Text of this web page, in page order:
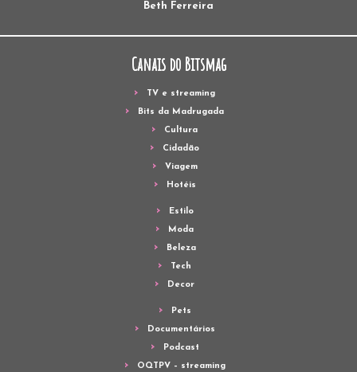
Beth Ferreira
Canais do Bitsmag
TV e streaming
Bits da Madrugada
Cultura
Cidadão
Viagem
Hotéis
Estilo
Moda
Beleza
Tech
Decor
Pets
Documentários
Podcast
OQTPV – streaming